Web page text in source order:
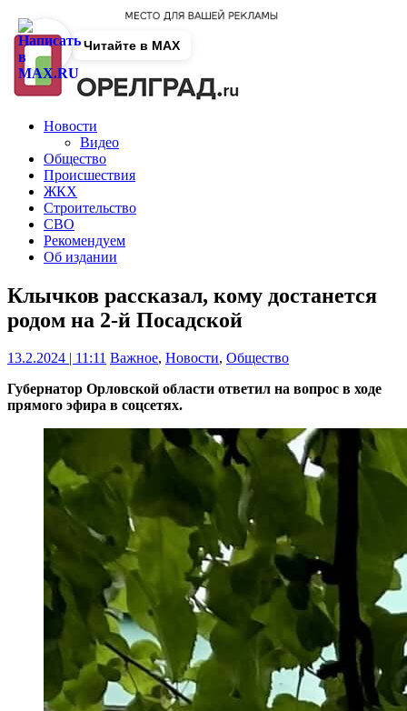
Новости
Видео
Общество
Происшествия
ЖКХ
Строительство
СВО
Рекомендуем
Об издании
Клычков рассказал, кому достанется
родом на 2-й Посадской
13.2.2024 | 11:11 Важное, Новости, Общество
Губернатор Орловской области ответил на вопрос в ходе
прямого эфира в соцсетях.
Читайте в MAX